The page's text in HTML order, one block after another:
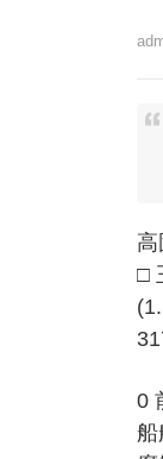
□
0
船